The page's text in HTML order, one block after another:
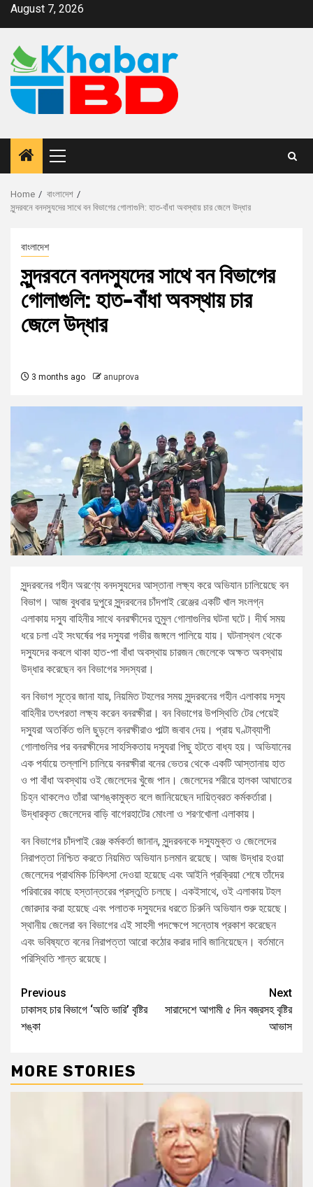
August 7, 2026
Home
বাংলাদেশ
সুন্দরবনে বনদস্যুদের সাথে বন বিভাগের গোলাগুলি: হাত-বাঁধা অবস্থায় চার জেলে উদ্ধার
বাংলাদেশ
সুন্দরবনে বনদস্যুদের সাথে বন বিভাগের
গোলাগুলি: হাত-বাঁধা অবস্থায় চার
জেলে উদ্ধার
3 months ago anuprova
সুন্দরবনের গহীন অরণ্যে বনদস্যুদের আস্তানা লক্ষ্য করে অভিযান চালিয়েছে বন
বিভাগ। আজ বুধবার দুপুরে সুন্দরবনের চাঁদপাই রেঞ্জের একটি খাল সংলগ্ন
এলাকায় দস্যু বাহিনীর সাথে বনরক্ষীদের তুমুল গোলাগুলির ঘটনা ঘটে। দীর্ঘ সময়
ধরে চলা এই সংঘর্ষের পর দস্যুরা গভীর জঙ্গলে পালিয়ে যায়। ঘটনাস্থল থেকে
দস্যুদের কবলে থাকা হাত-পা বাঁধা অবস্থায় চারজন জেলেকে অক্ষত অবস্থায়
উদ্ধার করেছেন বন বিভাগের সদস্যরা।
বন বিভাগ সূত্রে জানা যায়, নিয়মিত টহলের সময় সুন্দরবনের গহীন এলাকায় দস্যু
বাহিনীর তৎপরতা লক্ষ্য করেন বনরক্ষীরা। বন বিভাগের উপস্থিতি টের পেয়েই
দস্যুরা অতর্কিত গুলি ছুড়লে বনরক্ষীরাও পাল্টা জবাব দেয়। প্রায় ঘণ্টাব্যাপী
গোলাগুলির পর বনরক্ষীদের সাহসিকতায় দস্যুরা পিছু হটতে বাধ্য হয়। অভিযানের
এক পর্যায়ে তল্লাশি চালিয়ে বনরক্ষীরা বনের ভেতর থেকে একটি আস্তানায় হাত
ও পা বাঁধা অবস্থায় ওই জেলেদের খুঁজে পান। জেলেদের শরীরে হালকা আঘাতের
চিহ্ন থাকলেও তাঁরা আশঙ্কামুক্ত বলে জানিয়েছেন দায়িত্বরত কর্মকর্তারা।
উদ্ধারকৃত জেলেদের বাড়ি বাগেরহাটের মোংলা ও শরণখোলা এলাকায়।
বন বিভাগের চাঁদপাই রেঞ্জ কর্মকর্তা জানান, সুন্দরবনকে দস্যুমুক্ত ও জেলেদের
নিরাপত্তা নিশ্চিত করতে নিয়মিত অভিযান চলমান রয়েছে। আজ উদ্ধার হওয়া
জেলেদের প্রাথমিক চিকিৎসা দেওয়া হয়েছে এবং আইনি প্রক্রিয়া শেষে তাঁদের
পরিবারের কাছে হস্তান্তরের প্রস্তুতি চলছে। একইসাথে, ওই এলাকায় টহল
জোরদার করা হয়েছে এবং পলাতক দস্যুদের ধরতে চিরুনি অভিযান শুরু হয়েছে।
স্থানীয় জেলেরা বন বিভাগের এই সাহসী পদক্ষেপে সন্তোষ প্রকাশ করেছেন
এবং ভবিষ্যতে বনের নিরাপত্তা আরো কঠোর করার দাবি জানিয়েছেন। বর্তমানে
পরিস্থিতি শান্ত রয়েছে।
Previous
ঢাকাসহ চার বিভাগে ‘অতি ভারি’ বৃষ্টির
শঙ্কা
Next
সারাদেশে আগামী ৫ দিন বজ্রসহ বৃষ্টির
আভাস
MORE STORIES